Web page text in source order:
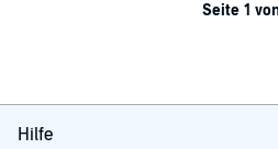
Seite 1
Hilfe